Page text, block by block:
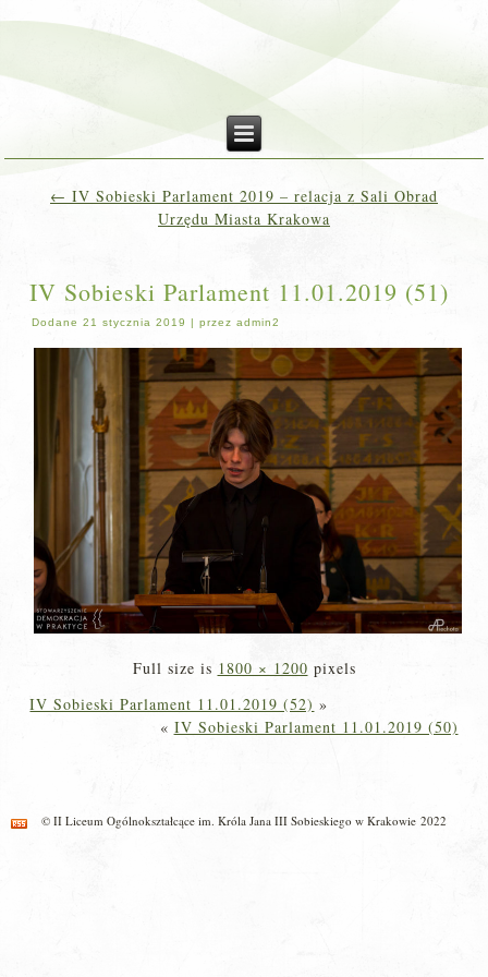
← IV Sobieski Parlament 2019 – relacja z Sali Obrad
Urzędu Miasta Krakowa
IV Sobieski Parlament 11.01.2019 (51)
Dodane 21 stycznia 2019 |przez admin2
Full size is 1800 × 1200 pixels
IV Sobieski Parlament 11.01.2019 (52) »
« IV Sobieski Parlament 11.01.2019 (50)
© II Liceum Ogólnokształcące im. Króla Jana III Sobieskiego w Krakowie 2022